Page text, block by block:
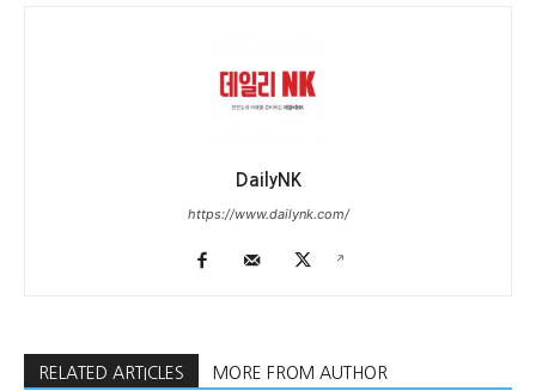
DailyNK
https://www.dailynk.com/
RELATED ARTICLES MORE FROM AUTHOR